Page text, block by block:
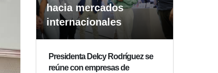
hacia mercados
internacionales
Presidenta Delcy Rodríguez se
reúne con empresas de